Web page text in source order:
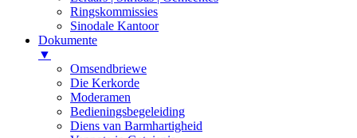
Ringskommissies
Sinodale Kantoor
Dokumente
▼
Omsendbriewe
Die Kerkorde
Moderamen
Bedieningsbegeleiding
Diens van Barmhartigheid